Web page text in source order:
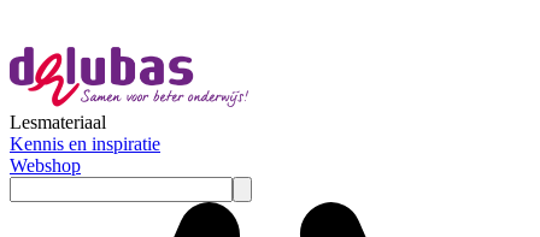
Lesmateriaal
Kennis en inspiratie
Webshop